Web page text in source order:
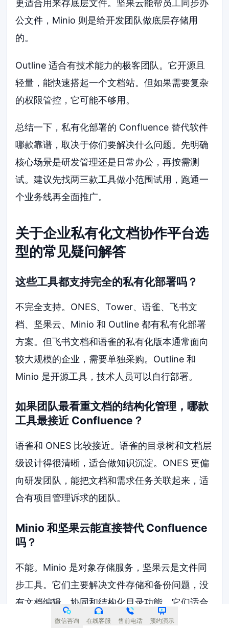
更适合用来存底层文件。坚果云能帮员工同步办
公文件，Minio 则是给开发团队做底层存储用
的。
Outline 适合有技术能力的极客团队。它开源且
轻量，能快速搭起一个文档站。但如果需要复杂
的权限管控，它可能不够用。
总结一下，私有化部署的 Confluence 替代软件
哪款靠谱，取决于你们要解决什么问题。先明确
核心场景是研发管理还是日常办公，再按需测
试。建议先找两三款工具做小范围试用，跑通一
个业务线再全面推广。
关于企业私有化文档协作平台选
型的常见疑问解答
这些工具都支持完全的私有化部署吗？
不完全支持。ONES、Tower、语雀、飞书文
档、坚果云、Minio 和 Outline 都有私有化部署
方案。但飞书文档和语雀的私有化版本通常面向
较大规模的企业，需要单独采购。Outline 和
Minio 是开源工具，技术人员可以自行部署。
如果团队最看重文档的结构化管理，哪款
工具最接近 Confluence？
语雀和 ONES 比较接近。语雀的目录树和文档层
级设计得很清晰，适合做知识沉淀。ONES 更偏
向研发团队，能把文档和需求任务关联起来，适
合有项目管理诉求的团队。
Minio 和坚果云能直接替代 Confluence
吗？
不能。Minio 是对象存储服务，坚果云是文件同
步工具。它们主要解决文件存储和备份问题，没
有文档编辑、协同和结构化目录功能。它们适合
作为底层存储配合其他知识库工具使用。
微信咨询 在线客服 售前电话 预约演示